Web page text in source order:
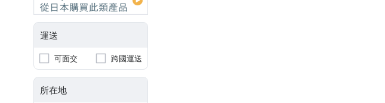
運送
可面交 跨國運送
所在地